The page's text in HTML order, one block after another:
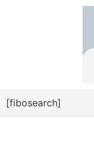
[fibosearch]